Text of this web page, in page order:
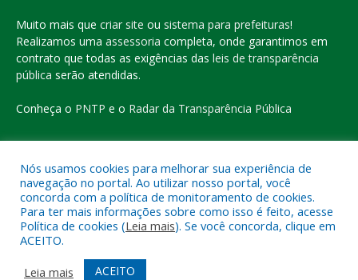
Muito mais que criar site ou sistema para prefeituras!
Realizamos uma assessoria completa, onde garantimos em
contrato que todas as exigências das leis de transparência
pública serão atendidas.
Conheça o PNTP e o Radar da Transparência Pública
Todos os direitos reservados a Prefeitura Municipal de Eldorado
do Carajás
Mapa do Site
Acessar o Webmail
Nós usamos cookies para melhorar sua experiência de
navegação no portal. Ao utilizar nosso portal, você
concorda com a política de monitoramento de cookies.
Para ter mais informações sobre como isso é feito, acesse
Política de cookies (Leia mais). Se você concorda, clique em
ACEITO.
Leia mais
ACEITO